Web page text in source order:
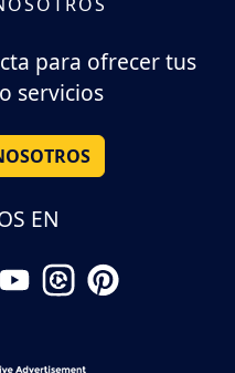
para ofrecer tus
servicios
EN